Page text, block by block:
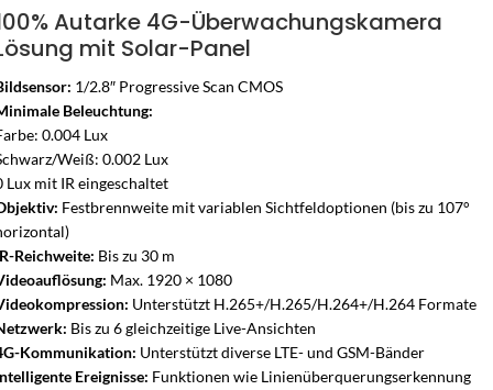
Autarke 4G-Überwachungskamera
mit Solar-Panel
1/2.8″ Progressive Scan CMOS
Beleuchtung:
0.004 Lux
Weiß: 0.002 Lux
Lux mit IR eingeschaltet
Festbrennweite mit variablen Sichtfeldoptionen (bis zu 107°
Reichweite: Bis zu 30 m
Max. 1920 × 1080
Unterstützt H.265+/H.265/H.264+/H.264 Formate
Bis zu 6 gleichzeitige Live-Ansichten
Kommunikation: Unterstützt diverse LTE- und GSM-Bänder
Ereignisse: Funktionen wie Linienüberquerungserkennung